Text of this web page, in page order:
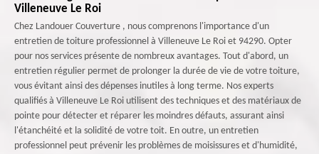
Villeneuve Le Roi
Chez Landouer Couverture , nous comprenons l'importance d'un
entretien de toiture professionnel à Villeneuve Le Roi et 94290. Opter
pour nos services présente de nombreux avantages. Tout d'abord, un
entretien régulier permet de prolonger la durée de vie de votre toiture,
vous évitant ainsi des dépenses inutiles à long terme. Nos experts
qualifiés à Villeneuve Le Roi utilisent des techniques et des matériaux de
pointe pour détecter et réparer les moindres défauts, assurant ainsi
l'étanchéité et la solidité de votre toit. En outre, un entretien
professionnel peut prévenir les problèmes de moisissures et d'humidité,